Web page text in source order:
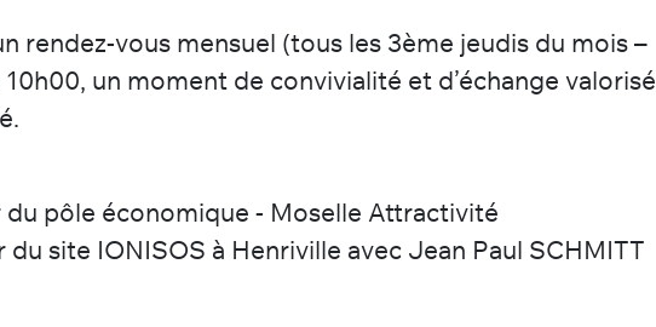
rendez-vous mensuel (tous les 3ème jeudis du mois –
un moment de convivialité et d’échange valorisé
du pôle économique - Moselle Attractivité
site IONISOS à Henriville avec Jean Paul SCHMITT